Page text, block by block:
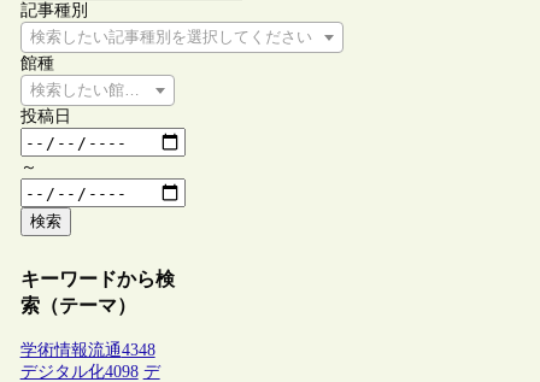
記事種別
検索したい記事種別を選択してください
館種
検索したい館種を選択してください
投稿日
～
検索
キーワードから検
索（テーマ）
学術情報流通4348
デジタル化4098 デ